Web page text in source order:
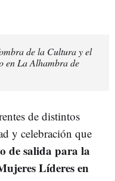
de la Cultura y el
en La Alhambra de
de distintos
y celebración que
de salida para la
Líderes en